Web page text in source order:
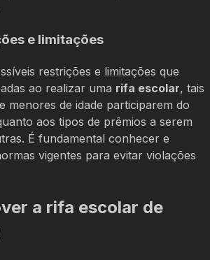
e limitações
restrições e limitações que
ao realizar uma rifa escolar, tais
menores de idade participarem do
aos tipos de prêmios a serem
É fundamental conhecer e
vigentes para evitar violações
a rifa escolar de